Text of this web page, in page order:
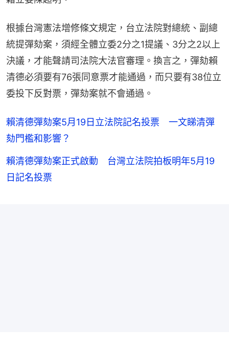
根據台灣憲法增修條文規定，台立法院對總統、副總
統提彈劾案，須經全體立委2分之1提議、3分之2以上
決議，才能聲請司法院大法官審理。換言之，彈劾賴
清德必須要有76張同意票才能通過，而只要有38位立
委投下反對票，彈劾案就不會通過。
賴清德彈劾案5月19日立法院記名投票 一文睇清彈
劾門檻和影響？
賴清德彈劾案正式啟動 台灣立法院拍板明年5月19
日記名投票